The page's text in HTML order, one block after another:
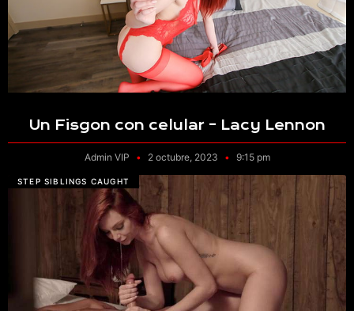
Un Fisgon con celular – Lacy Lennon
Admin VIP 2 octubre, 2023 9:15 pm
STEP SIBLINGS CAUGHT